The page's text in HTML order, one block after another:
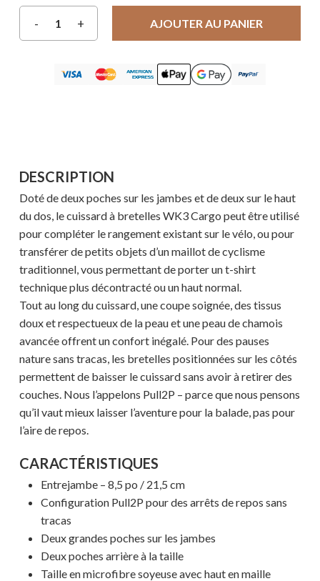
AJOUTER AU PANIER
DESCRIPTION
Doté de deux poches sur les jambes et de deux sur le haut
du dos, le cuissard à bretelles WK3 Cargo peut être utilisé
pour compléter le rangement existant sur le vélo, ou pour
transférer de petits objets d’un maillot de cyclisme
traditionnel, vous permettant de porter un t-shirt
technique plus décontracté ou un haut normal.
Tout au long du cuissard, une coupe soignée, des tissus
doux et respectueux de la peau et une peau de chamois
avancée offrent un confort inégalé. Pour des pauses
nature sans tracas, les bretelles positionnées sur les côtés
permettent de baisser le cuissard sans avoir à retirer des
couches. Nous l’appelons Pull2P – parce que nous pensons
qu’il vaut mieux laisser l’aventure pour la balade, pas pour
l’aire de repos.
CARACTÉRISTIQUES
Entrejambe – 8,5 po / 21,5 cm
Configuration Pull2P pour des arrêts de repos sans
tracas
Deux grandes poches sur les jambes
Deux poches arrière à la taille
Taille en microfibre soyeuse avec haut en maille